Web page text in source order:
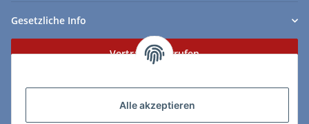
Alle akzeptieren
Gesetzliche Info
Vertrag widerrufen